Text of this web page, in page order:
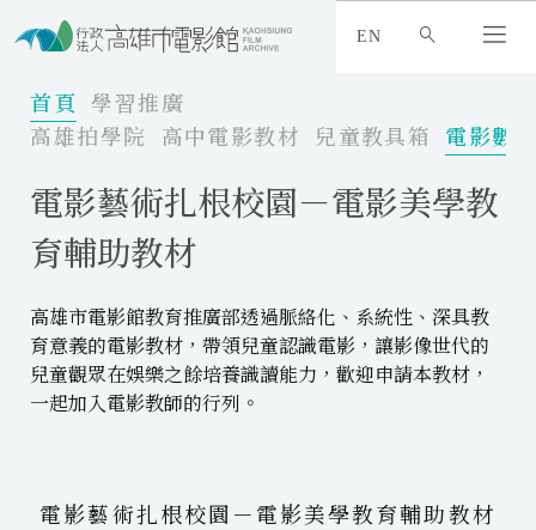
EN
首頁
學習推廣
高雄拍學院
高中電影教材 兒童教具箱 電影數
電影藝術扎根校園－電影美學教
育輔助教材
高雄市電影館教育推廣部透過脈絡化、系統性、深具教
育意義的電影教材，帶領兒童認識電影，讓影像世代的
兒童觀眾在娛樂之餘培養識讀能力，歡迎申請本教材，
一起加入電影教師的行列。
電影藝術扎根校園－電影美學教育輔助教材